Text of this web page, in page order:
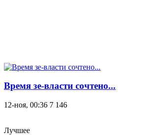
Время зе-власти сочтено...
12-ноя, 00:36 7 146
Лучшее